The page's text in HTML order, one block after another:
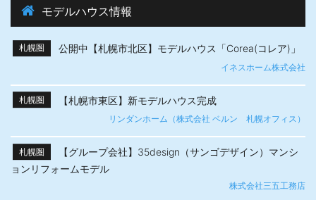
モデルハウス情報
札幌圏 公開中【札幌市北区】モデルハウス「Corea(コレア)」
イネスホーム株式会社
札幌圏 【札幌市東区】新モデルハウス完成
リンダンホーム（株式会社 ベルン 札幌オフィス）
札幌圏
【グループ会社】35design（サンゴデザイン）マンシ
ョンリフォームモデル
株式会社三五工務店